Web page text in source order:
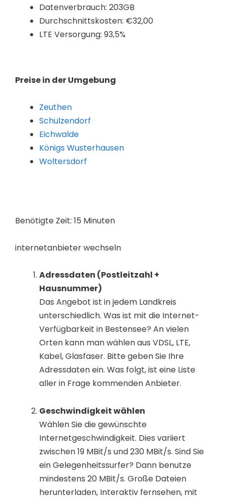
Datenverbrauch: 203GB
Durchschnittskosten: €32,00
LTE Versorgung: 93,5%
Preise in der Umgebung
Zeuthen
Schulzendorf
Eichwalde
Königs Wusterhausen
Woltersdorf
Benötigte Zeit: 15 Minuten
internetanbieter wechseln
Adressdaten (Postleitzahl +
Hausnummer)
Das Angebot ist in jedem Landkreis
unterschiedlich. Was ist mit die Internet-
Verfügbarkeit in Bestensee? An vielen
Orten kann man wählen aus VDSL, LTE,
Kabel, Glasfaser. Bitte geben Sie Ihre
Adressdaten ein. Was folgt, ist eine Liste
aller in Frage kommenden Anbieter.
Geschwindigkeit wählen
Wählen Sie die gewünschte
Internetgeschwindigkeit. Dies variiert
zwischen 19 MBit/s und 230 MBit/s. Sind Sie
ein Gelegenheitssurfer? Dann benutze
mindestens 20 MBit/s. Große Dateien
herunterladen, Interaktiv fernsehen, mit